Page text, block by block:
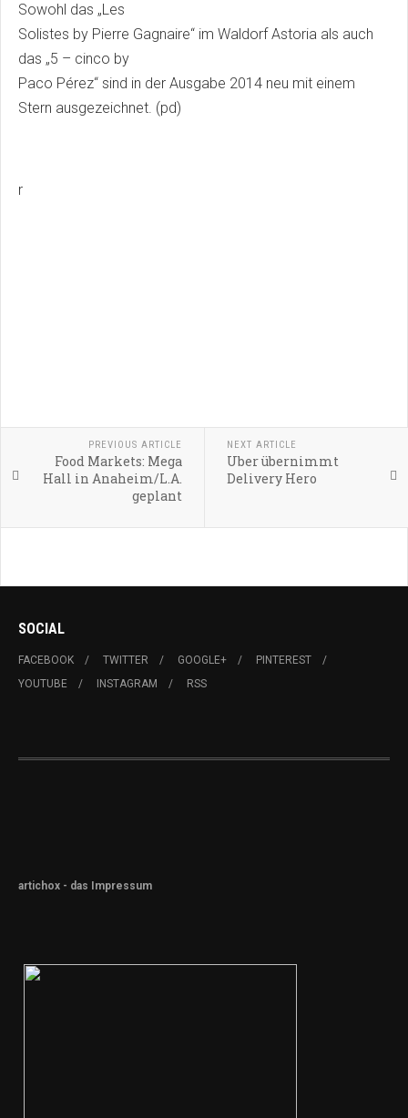
Sowohl das „Les
Solistes by Pierre Gagnaire“ im Waldorf Astoria als auch
das „5 – cinco by
Paco Pérez“ sind in der Ausgabe 2014 neu mit einem
Stern ausgezeichnet. (pd)
r
PREVIOUS ARTICLE
Food Markets: Mega
Hall in Anaheim/L.A.
geplant
NEXT ARTICLE
Uber übernimmt
Delivery Hero
SOCIAL
FACEBOOK TWITTER GOOGLE+
PINTEREST
YOUTUBE
INSTAGRAM RSS
artichox - das Impressum